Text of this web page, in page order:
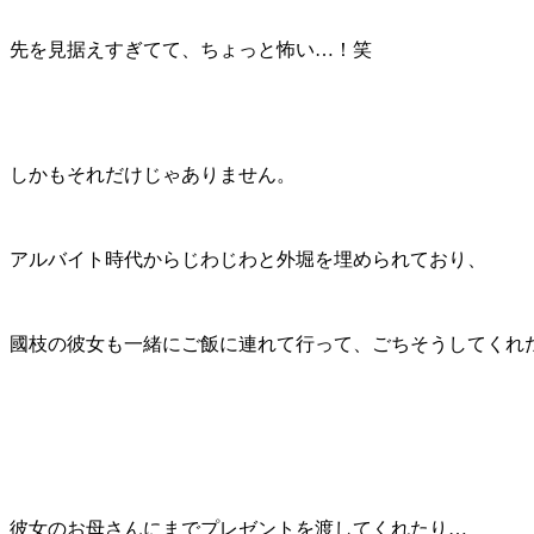
先を見据えすぎてて、ちょっと怖い…！笑
しかもそれだけじゃありません。
アルバイト時代からじわじわと外堀を埋められており、
國枝の彼女も一緒にご飯に連れて行って、ごちそうしてく
彼女のお母さんにまでプレゼントを渡してくれたり…